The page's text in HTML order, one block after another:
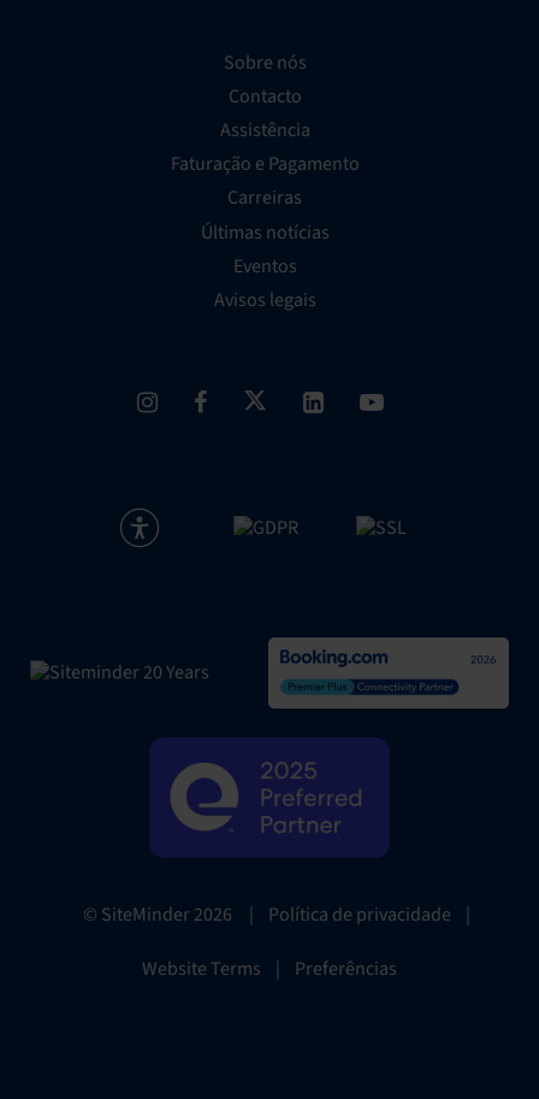
Sobre nós
Contacto
Assistência
Faturação e Pagamento
Carreiras
Últimas notícias
Eventos
Avisos legais
© SiteMinder2026 | Política de privacidade |
Website Terms | Preferências